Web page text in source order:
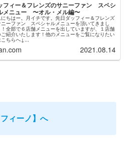
フィー＆フレンズのサニーファン スペシ
メニュー 〜オル・メル編〜
にちはー。月イチです。先日ダッフィー＆フレンズ
ニーファン スペシャルメニューを頂いてきまし
全部で６店舗メニューを出していますが、１店舗
紹介いたします！他のメニューをご覧になりたい
こちらへ↓...
2021.08.14
ィーノ】へ